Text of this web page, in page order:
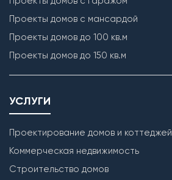
Проекты домов с мансардой
Проекты домов до 100 кв.м
Проекты домов до 150 кв.м
УСЛУГИ
Проектирование домов и коттеджей
Коммерческая недвижимость
Строительство домов